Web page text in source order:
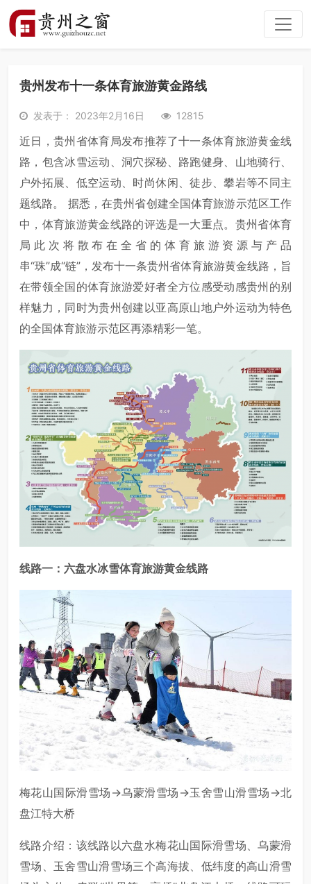
贵州发布十一条体育旅游黄金路线
发表于： 2023年2月16日 12815
近日，贵州省体育局发布推荐了十一条体育旅游黄金线
路，包含冰雪运动、洞穴探秘、路跑健身、山地骑行、
户外拓展、低空运动、时尚休闲、徒步、攀岩等不同主
题线路。 据悉，在贵州省创建全国体育旅游示范区工作
中，体育旅游黄金线路的评选是一大重点。贵州省体育
局此次将散布在全省的体育旅游资源与产品
串“珠”成“链”，发布十一条贵州省体育旅游黄金线路，旨
在带领全国的体育旅游爱好者全方位感受动感贵州的别
样魅力，同时为贵州创建以亚高原山地户外运动为特色
的全国体育旅游示范区再添精彩一笔。
线路一：六盘水冰雪体育旅游黄金线路
梅花山国际滑雪场→乌蒙滑雪场→玉舍雪山滑雪场→北
盘江特大桥
线路介绍：该线路以六盘水梅花山国际滑雪场、乌蒙滑
雪场、玉舍雪山滑雪场三个高海拔、低纬度的高山滑雪